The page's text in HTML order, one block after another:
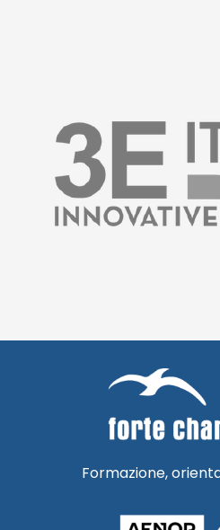
Formazione,